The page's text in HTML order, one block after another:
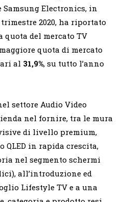
Samsung Electronics, in
2020, ha riportato
quota del mercato TV
quota di mercato
al 31,9%, su tutto l’anno
settore Audio Video
nel fornire, tra le mura
di livello premium,
QLED in rapida crescita,
nel segmento schermi
all’introduzione ed
Lifestyle TV e a una